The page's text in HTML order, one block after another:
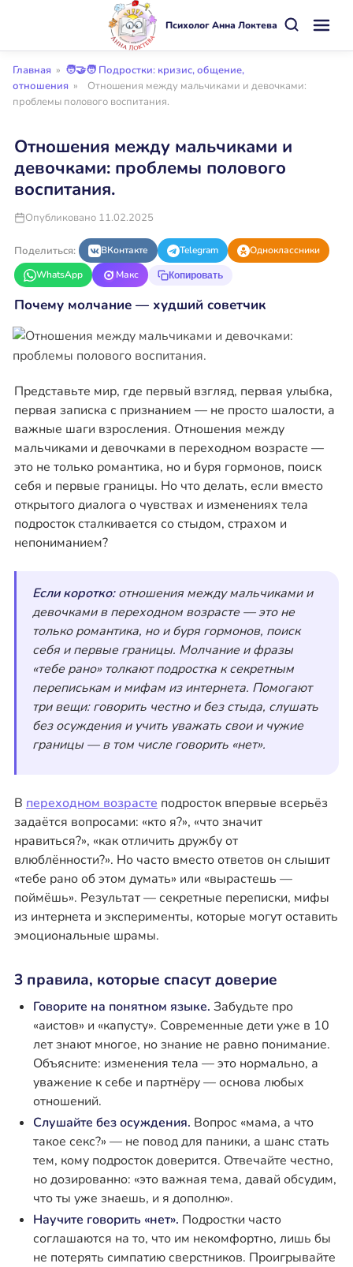
Психолог Анна Локтева
Главная » 🧑‍🤝‍🧑 Подростки: кризис, общение,
отношения »
Отношения между мальчиками и девочками:
проблемы полового воспитания.
Отношения между мальчиками и
девочками: проблемы полового
воспитания.
Опубликовано 11.02.2025
Поделиться: ВКонтакте Telegram
Одноклассники
WhatsApp
Макс Копировать
Почему молчание — худший советчик
Представьте мир, где первый взгляд, первая улыбка,
первая записка с признанием — не просто шалости, а
важные шаги взросления. Отношения между
мальчиками и девочками в переходном возрасте —
это не только романтика, но и буря гормонов, поиск
себя и первые границы. Но что делать, если вместо
открытого диалога о чувствах и изменениях тела
подросток сталкивается со стыдом, страхом и
непониманием?
Если коротко:отношения между мальчиками и
девочками в переходном возрасте — это не
только романтика, но и буря гормонов, поиск
себя и первые границы. Молчание и фразы
«тебе рано» толкают подростка к секретным
переписькам и мифам из интернета. Помогают
три вещи: говорить честно и без стыда, слушать
без осуждения и учить уважать свои и чужие
границы — в том числе говорить «нет».
В переходном возрасте подросток впервые всерьёз
задаётся вопросами: «кто я?», «что значит
нравиться?», «как отличить дружбу от
влюблённости?». Но часто вместо ответов он слышит
«тебе рано об этом думать» или «вырастешь —
поймёшь». Результат — секретные переписки, мифы
из интернета и эксперименты, которые могут оставить
эмоциональные шрамы.
3 правила, которые спасут доверие
Говорите на понятном языке. Забудьте про
«аистов» и «капусту». Современные дети уже в 10
лет знают многое, но знание не равно понимание.
Объясните: изменения тела — это нормально, а
уважение к себе и партнёру — основа любых
отношений.
Слушайте без осуждения. Вопрос «мама, а что
такое секс?» — не повод для паники, а шанс стать
тем, кому подросток доверится. Отвечайте честно,
но дозированно: «это важная тема, давай обсудим,
что ты уже знаешь, и я дополню».
Научите говорить «нет». Подростки часто
соглашаются на то, что им некомфортно, лишь бы
не потерять симпатию сверстников. Проигрывайте